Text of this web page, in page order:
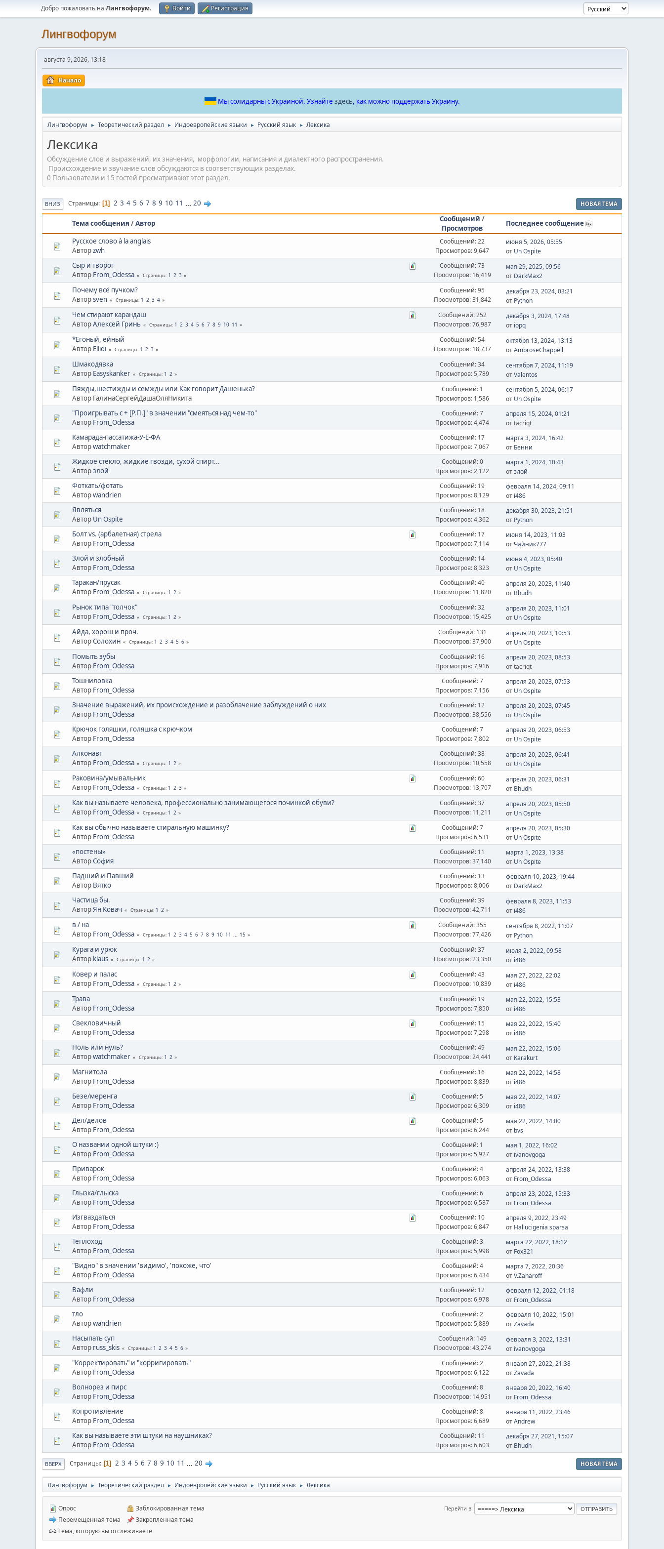
Добро пожаловать на Лингвофорум. Войти Регистрация
Лингвофорум
августа 9, 2026, 13:18
Начало
Мы солидарны с Украиной. Узнайте здесь, как можно поддержать Украину.
Лингвофорум ► Теоретический раздел ► Индоевропейские языки ► Русский язык ► Лексика
Лексика
Обсуждение слов и выражений, их значения, морфологии, написания и диалектного распространения.
Происхождение и звучание слов обсуждаются в соответствующих разделах.
0 Пользователи и 15 гостей просматривают этот раздел.
ВНИЗ Страницы 1 2 3 4 5 6 7 8 9 10 11 ... 20 НОВАЯ ТЕМА
Тема сообщения /Автор
Сообщений /
Просмотров
Последнее сообщение
Русское слово à la anglais
Авторzwh
Сообщений: 22
Просмотров: 9,647
июня 5, 2026, 05:55
от Un Ospite
Сыр и творог
Автор From_Odessa Страницы 1 2 3
Сообщений: 73
Просмотров: 16,419
мая 29, 2025, 09:56
от DarkMax2
Почему всё пучком?
Авторsven Страницы 1 2 3 4
Сообщений: 95
Просмотров: 31,842
декабря 23, 2024, 03:21
от Python
Чем стирают карандаш
АвторАлексей Гринь Страницы 1 2 3 4 5 6 7 8 9 10 11
Сообщений: 252
Просмотров: 76,987
декабря 3, 2024, 17:48
от iopq
*Егоный, ейный
Автор Ellidi Страницы 1 2 3
Сообщений: 54
Просмотров: 18,737
октября 13, 2024, 13:13
отAmbroseChappell
Шмакодявка
Автор Easyskanker Страницы 1 2
Сообщений: 34
Просмотров: 5,789
сентября 7, 2024, 11:19
отValentos
Пяжды,шестижды и семжды или Как говорит Дашенька?
Автор ГалинаСергейДашаОляНикита
Сообщений: 1
Просмотров: 1,586
сентября 5, 2024, 06:17
от Un Ospite
"Проигрывать с + [Р.П.]" в значении "смеяться над чем-то"
Автор From_Odessa
Сообщений: 7
Просмотров: 4,474
апреля 15, 2024, 01:21
от ‌tacriqt
Камарада-пассатижа-У-Е-ФА
Авторwatchmaker
Сообщений: 17
Просмотров: 7,067
марта 3, 2024, 16:42
от Бенни
Жидкое стекло, жидкие гвозди, сухой спирт...
Авторзлой
Сообщений: 0
Просмотров: 2,122
марта 1, 2024, 10:43
отзлой
Фоткать/фотать
Авторwandrien
Сообщений: 19
Просмотров: 8,129
февраля 14, 2024, 09:11
от i486
Являться
Автор Un Ospite
Сообщений: 18
Просмотров: 4,362
декабря 30, 2023, 21:51
от Python
Болт vs. (арбалетная) стрела
Автор From_Odessa
Сообщений: 17
Просмотров: 7,114
июня 14, 2023, 11:03
от Чайник777
Злой и злобный
Автор From_Odessa
Сообщений: 14
Просмотров: 8,323
июня 4, 2023, 05:40
от Un Ospite
Таракан/прусак
Автор From_Odessa Страницы 1 2
Сообщений: 40
Просмотров: 11,820
апреля 20, 2023, 11:40
от Bhudh
Рынок типа "толчок"
Автор From_Odessa Страницы 1 2
Сообщений: 32
Просмотров: 15,425
апреля 20, 2023, 11:01
от Un Ospite
Айда, хорош и проч.
АвторСолохин Страницы 1 2 3 4 5 6
Сообщений: 131
Просмотров: 37,900
апреля 20, 2023, 10:53
от Un Ospite
Помыть зубы
Автор From_Odessa
Сообщений: 16
Просмотров: 7,916
апреля 20, 2023, 08:53
от ‌tacriqt
Тошниловка
Автор From_Odessa
Сообщений: 7
Просмотров: 7,156
апреля 20, 2023, 07:53
от Un Ospite
Значение выражений, их происхождение и разоблачение заблуждений о них
Автор From_Odessa
Сообщений: 12
Просмотров: 38,556
апреля 20, 2023, 07:45
от Un Ospite
Крючок голяшки, голяшка с крючком
Автор From_Odessa
Сообщений: 7
Просмотров: 7,802
апреля 20, 2023, 06:53
от Un Ospite
Алконавт
Автор From_Odessa Страницы 1 2
Сообщений: 38
Просмотров: 10,558
апреля 20, 2023, 06:41
от Un Ospite
Раковина/умывальник
Автор From_Odessa Страницы 1 2 3
Сообщений: 60
Просмотров: 13,707
апреля 20, 2023, 06:31
от Bhudh
Как вы называете человека, профессионально занимающегося починкой обуви?
Автор From_Odessa Страницы 1 2
Сообщений: 37
Просмотров: 11,211
апреля 20, 2023, 05:50
от Un Ospite
Как вы обычно называете стиральную машинку?
Автор From_Odessa
Сообщений: 7
Просмотров: 6,531
апреля 20, 2023, 05:30
от Un Ospite
«постены»
АвторСофия
Сообщений: 11
Просмотров: 37,140
марта 1, 2023, 13:38
от Un Ospite
Падший и Павший
Автор Вятко
Сообщений: 13
Просмотров: 8,006
февраля 10, 2023, 19:44
от DarkMax2
Частица бы.
Автор Ян Ковач Страницы 1 2
Сообщений: 39
Просмотров: 42,711
февраля 8, 2023, 11:53
от i486
в / на
Автор From_Odessa Страницы 1 2 3 4 5 6 7 8 9 10 11 ... 15
Сообщений: 355
Просмотров: 77,426
сентября 8, 2022, 11:07
от Python
Курага и урюк
Автор klaus Страницы 1 2
Сообщений: 37
Просмотров: 23,350
июля 2, 2022, 09:58
от i486
Ковер и палас
Автор From_Odessa Страницы 1 2
Сообщений: 43
Просмотров: 10,839
мая 27, 2022, 22:02
от i486
Трава
Автор From_Odessa
Сообщений: 19
Просмотров: 7,850
мая 22, 2022, 15:53
от i486
Свекловичный
Автор From_Odessa
Сообщений: 15
Просмотров: 7,298
мая 22, 2022, 15:40
от i486
Ноль или нуль?
Авторwatchmaker Страницы 1 2
Сообщений: 49
Просмотров: 24,441
мая 22, 2022, 15:06
от Karakurt
Магнитола
Автор From_Odessa
Сообщений: 16
Просмотров: 8,839
мая 22, 2022, 14:58
от i486
Безе/меренга
Автор From_Odessa
Сообщений: 5
Просмотров: 6,309
мая 22, 2022, 14:07
от i486
Дел/делов
Автор From_Odessa
Сообщений: 5
Просмотров: 6,244
мая 22, 2022, 14:00
от bvs
О названии одной штуки :)
Автор From_Odessa
Сообщений: 1
Просмотров: 5,927
мая 1, 2022, 16:02
от ivanovgoga
Приварок
Автор From_Odessa
Сообщений: 4
Просмотров: 6,063
апреля 24, 2022, 13:38
от From_Odessa
Глызка/глыска
Автор From_Odessa
Сообщений: 6
Просмотров: 6,587
апреля 23, 2022, 15:33
от From_Odessa
Изгваздаться
Автор From_Odessa
Сообщений: 10
Просмотров: 6,847
апреля 9, 2022, 23:49
от Hallucigenia sparsa
Теплоход
Автор From_Odessa
Сообщений: 3
Просмотров: 5,998
марта 22, 2022, 18:12
от Fox321
"Видно" в значении 'видимо', 'похоже, что'
Автор From_Odessa
Сообщений: 4
Просмотров: 6,434
марта 7, 2022, 20:36
отV.Zaharoff
Вафли
Автор From_Odessa
Сообщений: 12
Просмотров: 6,978
февраля 12, 2022, 01:18
от From_Odessa
тло
Авторwandrien
Сообщений: 2
Просмотров: 5,889
февраля 10, 2022, 15:01
отZavada
Насыпать суп
Автор russ_skis Страницы 1 2 3 4 5 6
Сообщений: 149
Просмотров: 43,274
февраля 3, 2022, 13:31
от ivanovgoga
"Корректировать" и "корригировать"
Автор From_Odessa
Сообщений: 2
Просмотров: 6,122
января 27, 2022, 21:38
отZavada
Волнорез и пирс
Автор From_Odessa
Сообщений: 8
Просмотров: 14,951
января 20, 2022, 16:40
от From_Odessa
Копротивление
Автор From_Odessa
Сообщений: 8
Просмотров: 6,689
января 11, 2022, 23:46
отAndrew
Как вы называете эти штуки на наушниках?
Автор From_Odessa
Сообщений: 11
Просмотров: 6,603
декабря 27, 2021, 15:07
от Bhudh
НОВАЯ ТЕМА
ВВЕРХ Страницы 1 2 3 4 5 6 7 8 9 10 11 ... 20
Лингвофорум ► Теоретический раздел ► Индоевропейские языки ► Русский язык ► Лексика
Перейти в
Опрос
Перемещенная тема
Заблокированная тема
Закрепленная тема
Тема, которую вы отслеживаете